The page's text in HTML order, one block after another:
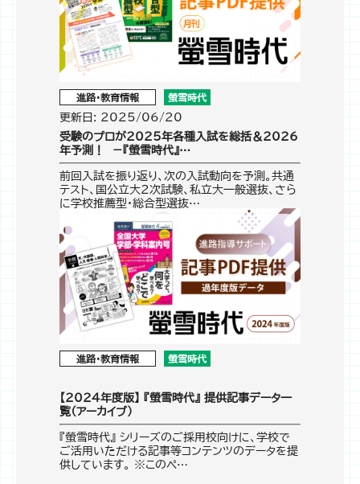
進路・教育情報 螢雪時代
更新日: 2025/06/20
受験のプロが2025年各種入試を総括＆2026
年予測！ －『螢雪時代』…
前回入試を振り返り、次の入試動向を予測。共通
テスト、国公立大２次試験、私立大一般選抜、さら
に学校推薦型・総合型選抜…
進路・教育情報 螢雪時代
【2024年度版】 『螢雪時代』 提供記事データ一
覧（アーカイブ）
『螢雪時代』 シリーズのご採用校向けに、学校で
ご活用いただける記事等コンテンツのデータを提
供しています。 ※このペ…